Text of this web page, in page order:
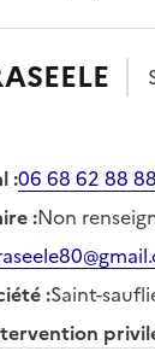
:06 68 62 88 88
:Non
:Saint-